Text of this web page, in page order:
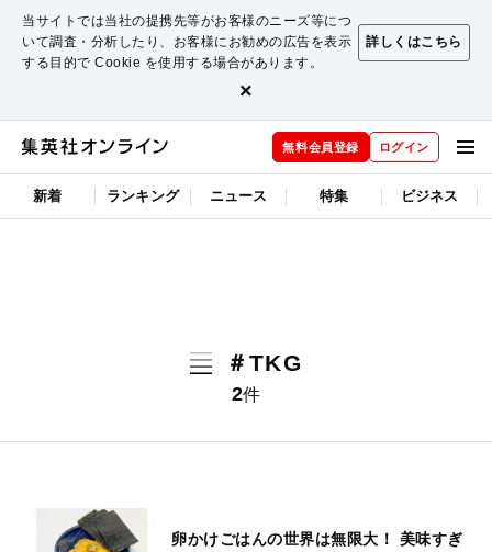
当サイトでは当社の提携先等がお客様のニーズ等につ
いて調査・分析したり、お客様にお勧めの広告を表示
する目的で Cookie を使用する場合があります。
詳しくはこちら
×
無料会員登録 ログイン
新着 ランキング ニュース 特集 ビジネス
＃TKG
2件
卵かけごはんの世界は無限大！ 美味すぎ